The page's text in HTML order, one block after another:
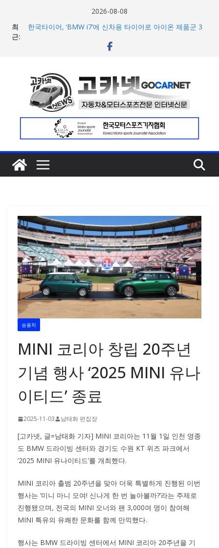
2026-08-08
최
근:
한국타이어, ‘BMW i7’에 신차용 타이어로 아이온 제품군 3
애스턴마틴, 1960~70년대 클래식 컬러 재해석한 ‘헤리티지
레이션 트림 52% 차지
아우디, 405일 만에 완성한 초고성능 슈퍼카 ‘누볼라리’ 제
작 비하인드 영상 공개
[신차] 가주 레이싱, 주행 성능 강화한 ‘GR86’ 부분변경 모델
공개… 일본서 28일 계약 개시
승용차
MINI 코리아 창립 20주년
기념 행사 ‘2025 MINI 유나
이티드’ 종료
2025-11-03 남태화 편집장
[고카넷, 글=남태화 기자] MINI 코리아는 11월 1일 인천 영종
도 BMW 드라이빙 센터와 경기도 수원 KT 위즈 파크에서
‘2025 MINI 유나이티드’를 개최했다.
MINI 코리아 출범 20주년을 맞아 더욱 특별하게 진행된 이번
행사는 ‘미니 마니 모여! 신나게 한 번 놀아볼까?’라는 주제로
진행됐으며, 전국의 MINI 오너와 팬 3,000여 명이 참여해
MINI 특유의 유쾌한 문화를 함께 만끽했다.
행사는 BMW 드라이빙 센터에서 MINI 코리아 20주년을 기